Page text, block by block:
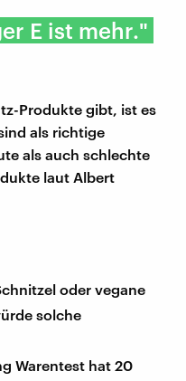
E ist mehr."
Produkte gibt, ist es
als richtige
als auch schlechte
laut Albert
oder vegane
solche
Warentest hat 20